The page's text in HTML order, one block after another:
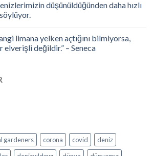
düşünüldüğünden daha hızlı
limana yelken açtığını bilmiyorsa,
elverişli değildir.” – Seneca
gardeners corona covid
deniz